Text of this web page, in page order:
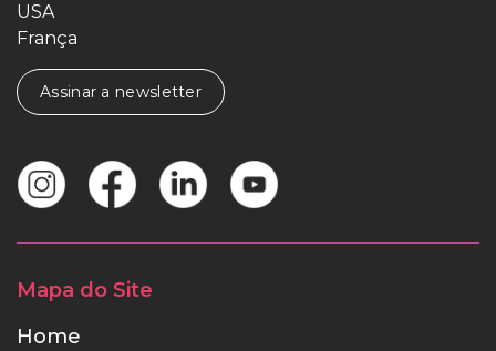
USA
França
Assinar a newsletter
Mapa do Site
Home